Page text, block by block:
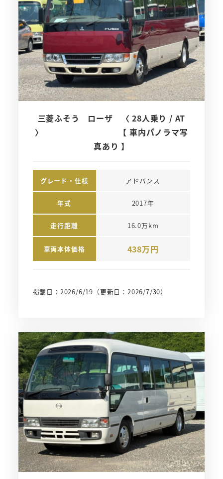
三菱ふそう ローザ 〈 28人乗り / AT
〉 【 車内パノラマ写
真あり 】
グレード・仕様 アドバンス
年式 2017年
走行距離 16.0万km
車両本体価格 438万円
掲載日：2026/6/19 （更新日：2026/7/30）